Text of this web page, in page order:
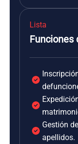
Lista
Funciones
Gestión
apellidos.